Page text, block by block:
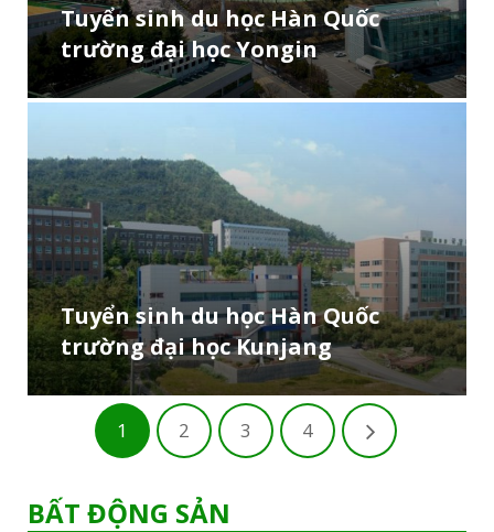
Tuyển sinh du học Hàn Quốc
trường đại học Yongin
Tuyển sinh du học Hàn Quốc
trường đại học Kunjang
1 2 3 4
BẤT ĐỘNG SẢN